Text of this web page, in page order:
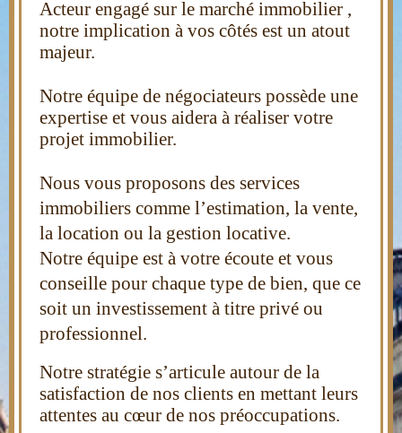
Acteur engagé sur le marché immobilier ,
notre implication à vos côtés est un atout
majeur.
Notre équipe de négociateurs possède une
expertise et vous aidera à réaliser votre
projet immobilier.
Nous vous proposons des services
immobiliers comme l’estimation, la vente,
la location ou la gestion locative.
Notre équipe est à votre écoute et vous
conseille pour chaque type de bien, que ce
soit un investissement à titre privé ou
professionnel.
Notre stratégie s’articule autour de la
satisfaction de nos clients en mettant leurs
attentes au cœur de nos préoccupations.